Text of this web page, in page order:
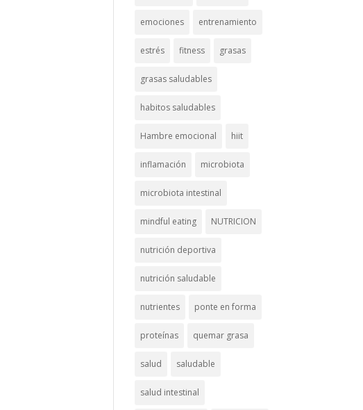
emociones entrenamiento
estrés fitness grasas
grasas saludables
habitos saludables
Hambre emocional hiit
inflamación microbiota
microbiota intestinal
mindful eating NUTRICION
nutrición deportiva
nutrición saludable
nutrientes ponte en forma
proteínas quemar grasa
salud saludable
salud intestinal